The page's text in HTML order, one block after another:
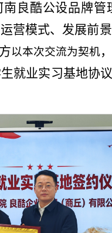
良酷公设品牌
营模式、发展前
以本次交流为契机
就业实习基地协